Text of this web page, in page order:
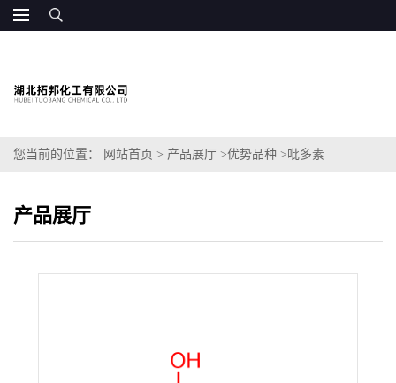
您当前的位置： 网站首页 > 产品展厅 >优势品种 >吡多素
产品展厅